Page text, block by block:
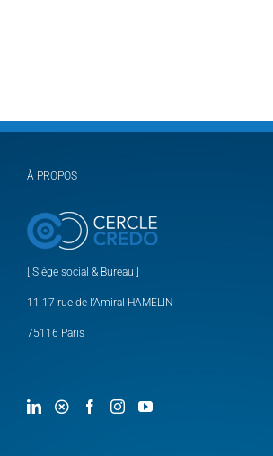
À PROPOS
[ Siège social & Bureau ]
11-17 rue de l’Amiral HAMELIN
75116 Paris